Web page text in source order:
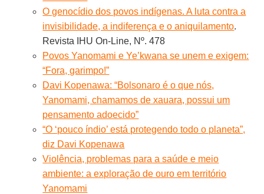
O genocídio dos povos indígenas. A luta contra a
invisibilidade, a indiferença e o aniquilamento.
Revista IHU On-Line, Nº. 478
Povos Yanomami e Ye’kwana se unem e exigem:
“Fora, garimpo!”
Davi Kopenawa: “Bolsonaro é o que nós,
Yanomami, chamamos de xauara, possui um
pensamento adoecido”
“O ‘pouco índio’ está protegendo todo o planeta”,
diz Davi Kopenawa
Violência, problemas para a saúde e meio
ambiente: a exploração de ouro em território
Yanomami